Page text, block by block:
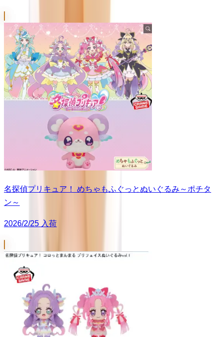
名探偵プリキュア！ めちゃもふぐっとぬいぐるみ～ポチタ
ン～
2026/2/25 入荷